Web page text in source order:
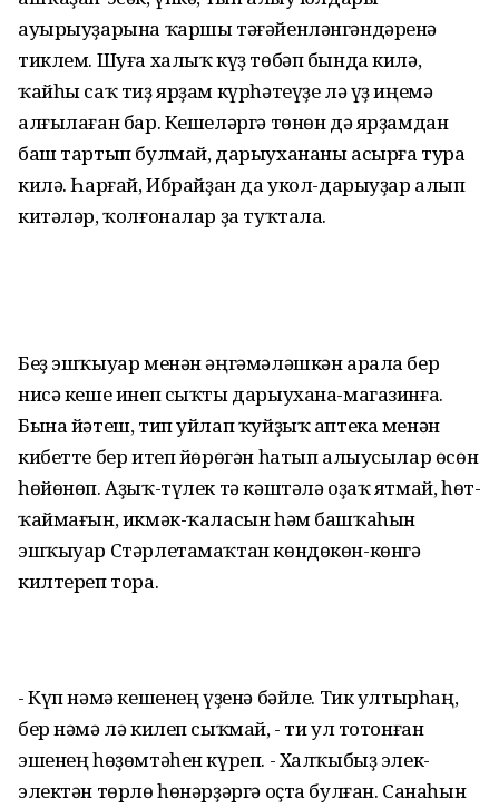
ауырыуҙарына ҡаршы тәғәйенләнгәндәренә
тиклем. Шуға халыҡ күҙ төбәп бында килә,
ҡайһы саҡ тиҙ ярҙам күрһәтеүҙе лә үҙ иңемә
алғылаған бар. Кешеләргә төнөн дә ярҙамдан
баш тартып булмай, дарыухананы асырға тура
килә. Һарғай, Ибрайҙан да укол-дарыуҙар алып
китәләр, ҡолғоналар ҙа туҡтала.
Беҙ эшҡыуар менән әңгәмәләшкән арала бер
нисә кеше инеп сыҡты дарыухана-магазинға.
Бына йәтеш, тип уйлап ҡуйҙыҡ аптека менән
кибетте бер итеп йөрөгән һатып алыусылар өсөн
һөйөнөп. Аҙыҡ-түлек тә кәштәлә оҙаҡ ятмай, һөт-
ҡаймағын, икмәк-ҡаласын һәм башҡаһын
эшҡыуар Стәрлетамаҡтан көндөкөн-көнгә
килтереп тора.
- Күп нәмә кешенең үҙенә бәйле. Тик ултырһаң,
бер нәмә лә килеп сыҡмай, - ти ул тотонған
эшенең һөҙөмтәһен күреп. - Халҡыбыҙ элек-
электән төрлө һөнәрҙәргә оҫта булған. Санаһын